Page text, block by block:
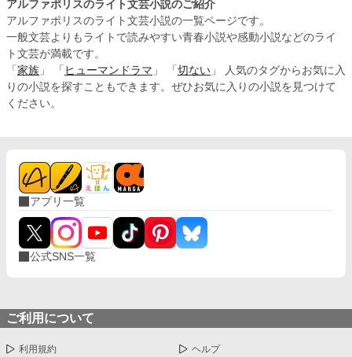
アルファポリスのライト文芸小説のご紹介
アルファポリスのライト文芸小説の一覧ページです。
一般文芸よりもライトで読みやすい青春小説や感動小説などのライ
ト文芸が満載です。
「 家族 」 「 ヒューマンドラマ 」 「 切ない 」 人気のタグからお気に入
りの小説を探すこともできます。ぜひお気に入りの小説を見つけて
ください。
アプリ一覧
公式SNS一覧
ご利用について
利用規約 ヘルプ